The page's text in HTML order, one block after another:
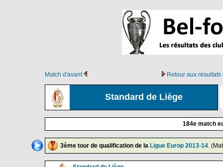
Match d'avant Retour aux
Standard de Liège
184e match
3ème tour de qualification de la Ligue Europ 2013-14.